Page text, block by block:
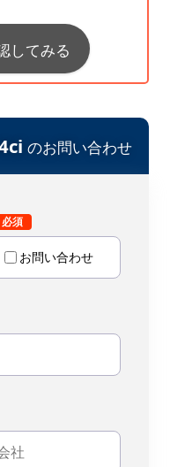
してみる
のお問い合わせ
お問い合わせ